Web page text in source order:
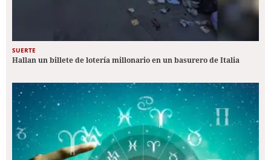
SUERTE
Hallan un billete de lotería millonario en un basurero de Italia